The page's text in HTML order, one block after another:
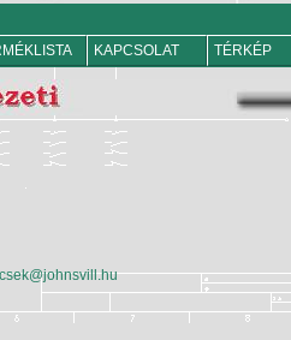
KAPCSOLAT TÉRKÉP